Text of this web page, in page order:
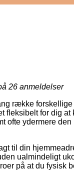
26 anmeldelser
række
fleksibelt for dig
ofte ydermere
til din
ualmindeligt
på at du